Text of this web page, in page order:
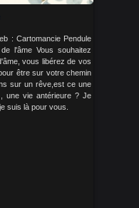
: Cartomancie Pendule
l'âme Vous souhaitez
vous libérez de vos
être sur votre chemin
sur un rêve,est ce une
une vie antérieure ? Je
suis là pour vous.